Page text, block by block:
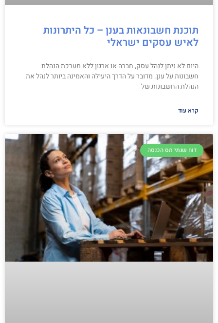
תוכנת חשבונאות בענן – כל היתרונות
לאיש עסקים ישראלי
היום לא ניתן לנהל עסק, חברה או ארגון ללא מערכת הנהלת
חשבונות על ענן. מדובר על הדרך היעילה והאמינה ביותר לנהל את
הנהלת החשבונות של
קרא עוד
דוח שנתי מס הכנסה